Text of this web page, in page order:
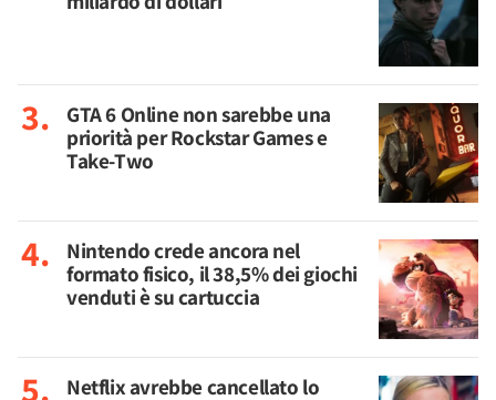
GTA 6 Online non sarebbe una
priorità per Rockstar Games e
Take-Two
Nintendo crede ancora nel
formato fisico, il 38,5% dei giochi
venduti è su cartuccia
Netflix avrebbe cancellato lo